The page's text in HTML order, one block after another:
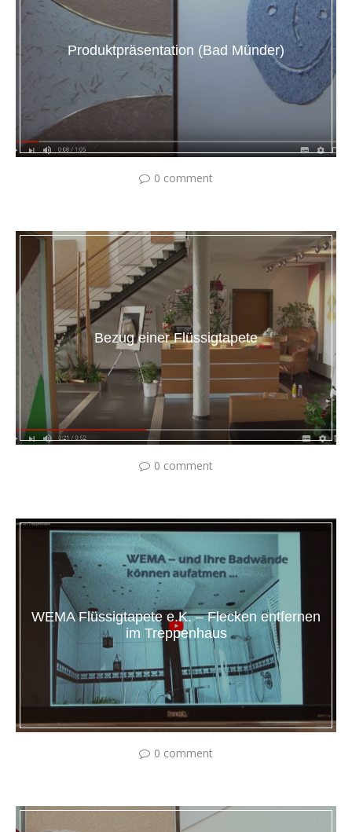
Produktpräsentation (Bad Münder)
0 comment
Bezug einer Flüssigtapete
0 comment
WEMA Flüssigtapete e.K. – Flecken entfernen
im Treppenhaus
0 comment